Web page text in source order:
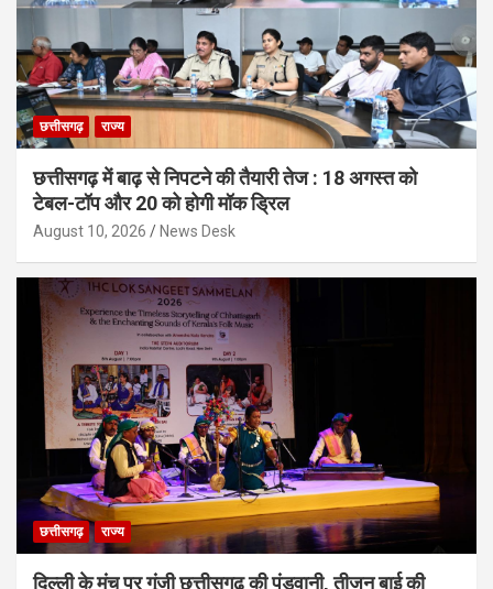
छत्तीसगढ़ राज्य
छत्तीसगढ़ में बाढ़ से निपटने की तैयारी तेज : 18 अगस्त को
टेबल-टॉप और 20 को होगी मॉक ड्रिल
August 10, 2026 News Desk
छत्तीसगढ़ राज्य
दिल्ली के मंच पर गूंजी छत्तीसगढ़ की पंडवानी, तीजन बाई की